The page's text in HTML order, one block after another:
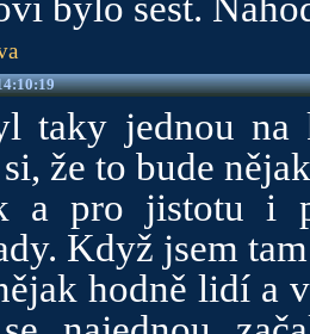
taky jednou
že to bude
a pro jistotu i
Když jsem
hodně lidí a